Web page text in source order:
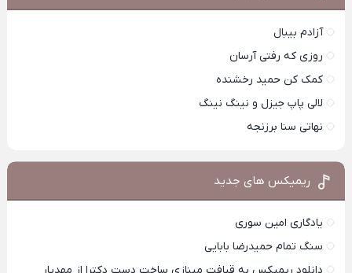
آزادم بیبال
روزی که رفتی آرسان
کمک کن حمید رخشنده
لالی پاپ جیزل و نینگ نینگ
نهاتی سنا برزنجه
ریمیکس های جدید
یادگاری امین سوری
سنگ تمام حمیدرضا بابایی